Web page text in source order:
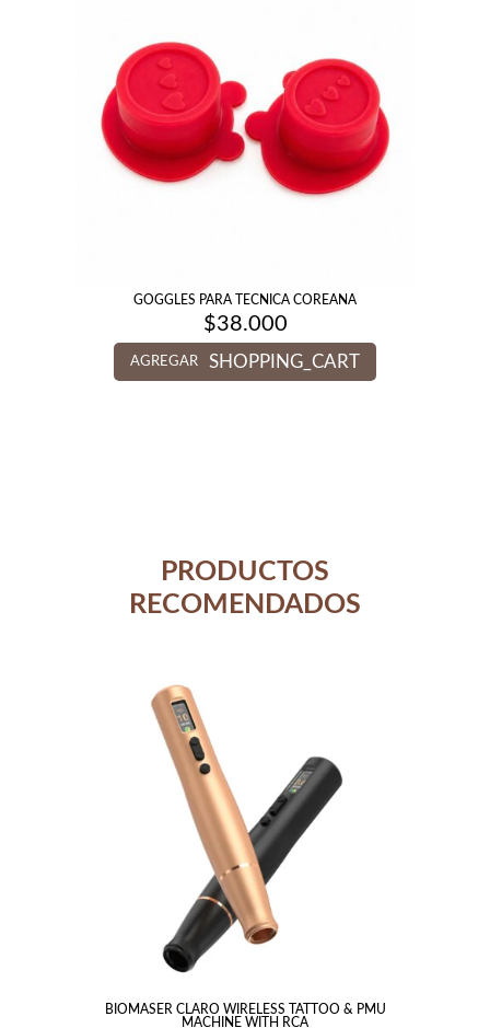
GOGGLES PARA TECNICA COREANA
$38.000
AGREGAR SHOPPING_CART
PRODUCTOS
RECOMENDADOS
BIOMASER CLARO WIRELESS TATTOO & PMU
MACHINE WITH RCA